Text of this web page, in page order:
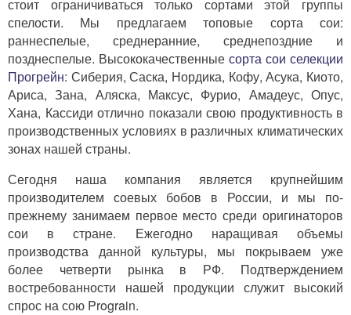
стоит ограничиваться только сортами этой группы
спелости. Мы предлагаем топовые сорта сои:
раннеспелые, среднеранние, среднепоздние и
позднеспелые. Высококачественные сорта сои селекции
Прогрейн: Сиберия, Саска, Нордика, Кофу, Асука, Киото,
Ариса, Зана, Аляска, Максус, Фурио, Амадеус, Опус,
Хана, Кассиди отлично показали свою продуктивность в
производственных условиях в различных климатических
зонах нашей страны.
Сегодня наша компания является крупнейшим
производителем соевых бобов в России, и мы по-
прежнему занимаем первое место среди оригинаторов
сои в стране. Ежегодно наращивая объемы
производства данной культуры, мы покрываем уже
более четверти рынка в РФ. Подтверждением
востребованности нашей продукции служит высокий
спрос на сою Prograin.